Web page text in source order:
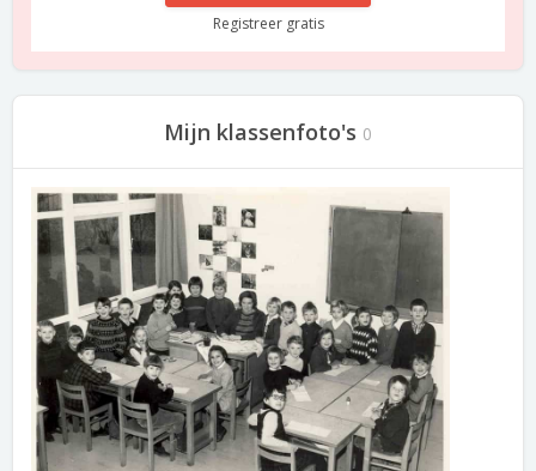
Registreer gratis
Mijn klassenfoto's 0